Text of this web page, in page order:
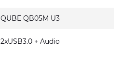
QUBE QB05M U3
2xUSB3.0 + Audio